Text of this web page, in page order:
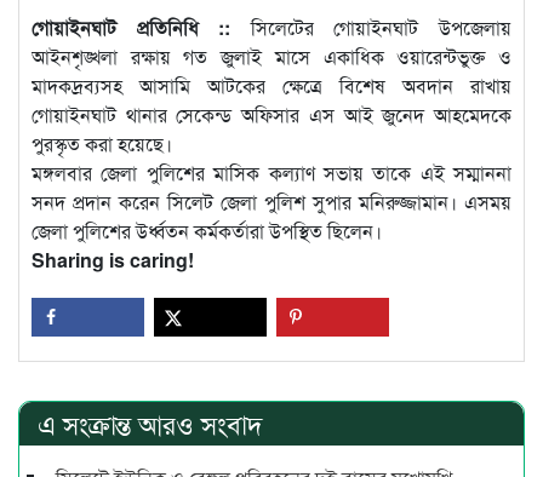
গোয়াইনঘাট প্রতিনিধি :: সিলেটের গোয়াইনঘাট উপজেলায়
আইনশৃঙ্খলা রক্ষায় গত জুলাই মাসে একাধিক ওয়ারেন্টভুক্ত ও
মাদকদ্রব্যসহ আসামি আটকের ক্ষেত্রে বিশেষ অবদান রাখায়
গোয়াইনঘাট থানার সেকেন্ড অফিসার এস আই জুনেদ আহমেদকে
পুরস্কৃত করা হয়েছে।
মঙ্গলবার জেলা পুলিশের মাসিক কল্যাণ সভায় তাকে এই সম্মাননা
সনদ প্রদান করেন সিলেট জেলা পুলিশ সুপার মনিরুজ্জামান। এসময়
জেলা পুলিশের উর্ধ্বতন কর্মকর্তারা উপস্থিত ছিলেন।
Sharing is caring!
এ সংক্রান্ত আরও সংবাদ